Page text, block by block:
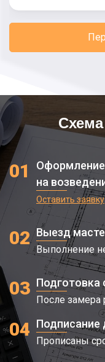
01
Оформление
на
Оставить заявку
02 Выезд
Выполнение
03 Подготовка
После замера
04 Подписание
Прописаны